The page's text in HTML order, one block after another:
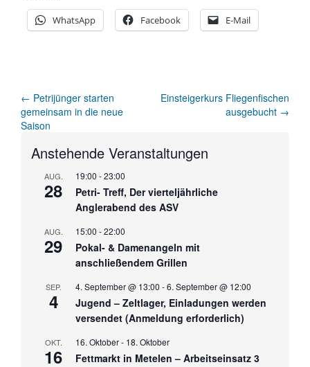
WhatsApp
Facebook E-Mail
Artikel-
Navigation
← Petrijünger starten
gemeinsam in die neue
Saison
Einsteigerkurs Fliegenfischen
ausgebucht →
Anstehende Veranstaltungen
AUG.
28
19:00 -23:00
Petri- Treff, Der vierteljährliche
Anglerabend des ASV
AUG.
29
15:00 -22:00
Pokal- & Damenangeln mit
anschließendem Grillen
SEP.
4
4. September @ 13:00 -6. September @ 12:00
Jugend – Zeltlager, Einladungen werden
versendet (Anmeldung erforderlich)
OKT.
16
16. Oktober- 18. Oktober
Fettmarkt in Metelen – Arbeitseinsatz 3